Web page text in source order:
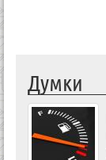
Думки